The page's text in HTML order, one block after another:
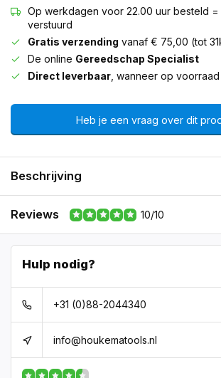
Op werkdagen voor 22.00 uur besteld =
verstuurd
Gratis verzending vanaf € 75,00 (tot
De online Gereedschap Specialist
Direct leverbaar , wanneer op voorraad
Heb je een vraag over dit
Beschrijving
Reviews 10/10
Hulp nodig?
+31 (0)88-2044340
info@houkematools.nl